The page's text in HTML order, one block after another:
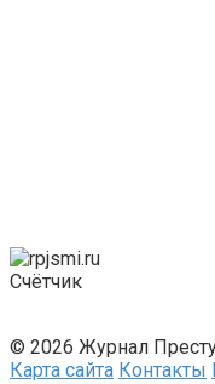
Счётчик
© 2026 Журнал
Карта сайта Контакты